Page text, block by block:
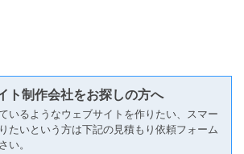
ト制作会社をお探しの方へ
いるようなウェブサイトを作りたい、スマー
たいという方は下記の見積もり依頼フォーム
い。